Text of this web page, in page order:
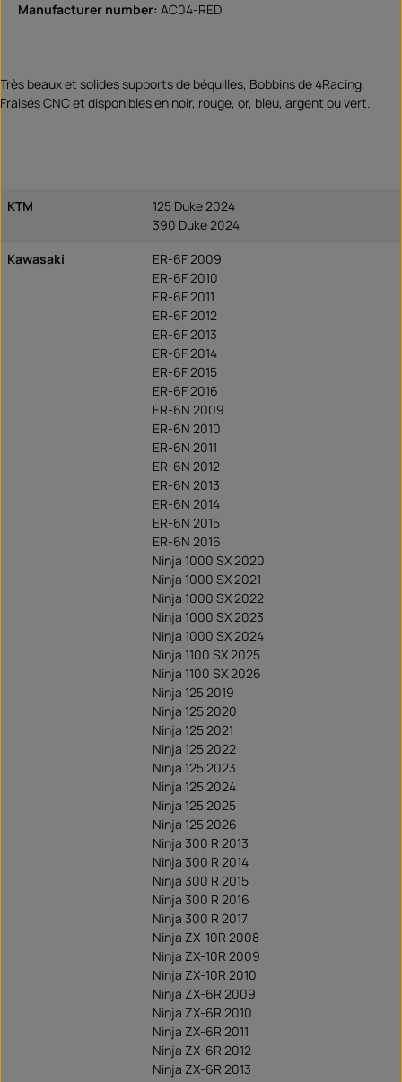
Manufacturer number: AC04-RED
Très beaux et solides supports de béquilles, Bobbins de 4Racing.
Fraisés CNC et disponibles en noir, rouge, or, bleu, argent ou vert.
KTM
125 Duke 2024
390 Duke 2024
Kawasaki
ER-6F 2009
ER-6F 2010
ER-6F 2011
ER-6F 2012
ER-6F 2013
ER-6F 2014
ER-6F 2015
ER-6F 2016
ER-6N 2009
ER-6N 2010
ER-6N 2011
ER-6N 2012
ER-6N 2013
ER-6N 2014
ER-6N 2015
ER-6N 2016
Ninja 1000 SX 2020
Ninja 1000 SX 2021
Ninja 1000 SX 2022
Ninja 1000 SX 2023
Ninja 1000 SX 2024
Ninja 1100 SX 2025
Ninja 1100 SX 2026
Ninja 125 2019
Ninja 125 2020
Ninja 125 2021
Ninja 125 2022
Ninja 125 2023
Ninja 125 2024
Ninja 125 2025
Ninja 125 2026
Ninja 300 R 2013
Ninja 300 R 2014
Ninja 300 R 2015
Ninja 300 R 2016
Ninja 300 R 2017
Ninja ZX-10R 2008
Ninja ZX-10R 2009
Ninja ZX-10R 2010
Ninja ZX-6R 2009
Ninja ZX-6R 2010
Ninja ZX-6R 2011
Ninja ZX-6R 2012
Ninja ZX-6R 2013